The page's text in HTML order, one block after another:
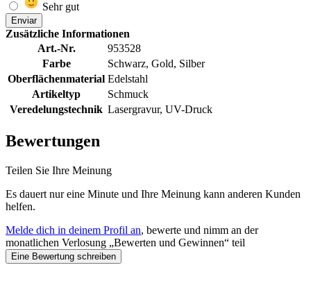
Sehr gut
Enviar
Zusätzliche Informationen
Art.-Nr.
953528
Farbe
Schwarz, Gold, Silber
Oberflächenmaterial Edelstahl
Artikeltyp
Schmuck
Veredelungstechnik Lasergravur, UV-Druck
Bewertungen
Teilen Sie Ihre Meinung
Es dauert nur eine Minute und Ihre Meinung kann anderen Kunden
helfen.
Melde dich in deinem Profil an, bewerte und nimm an der
monatlichen Verlosung „Bewerten und Gewinnen“ teil
Eine Bewertung schreiben